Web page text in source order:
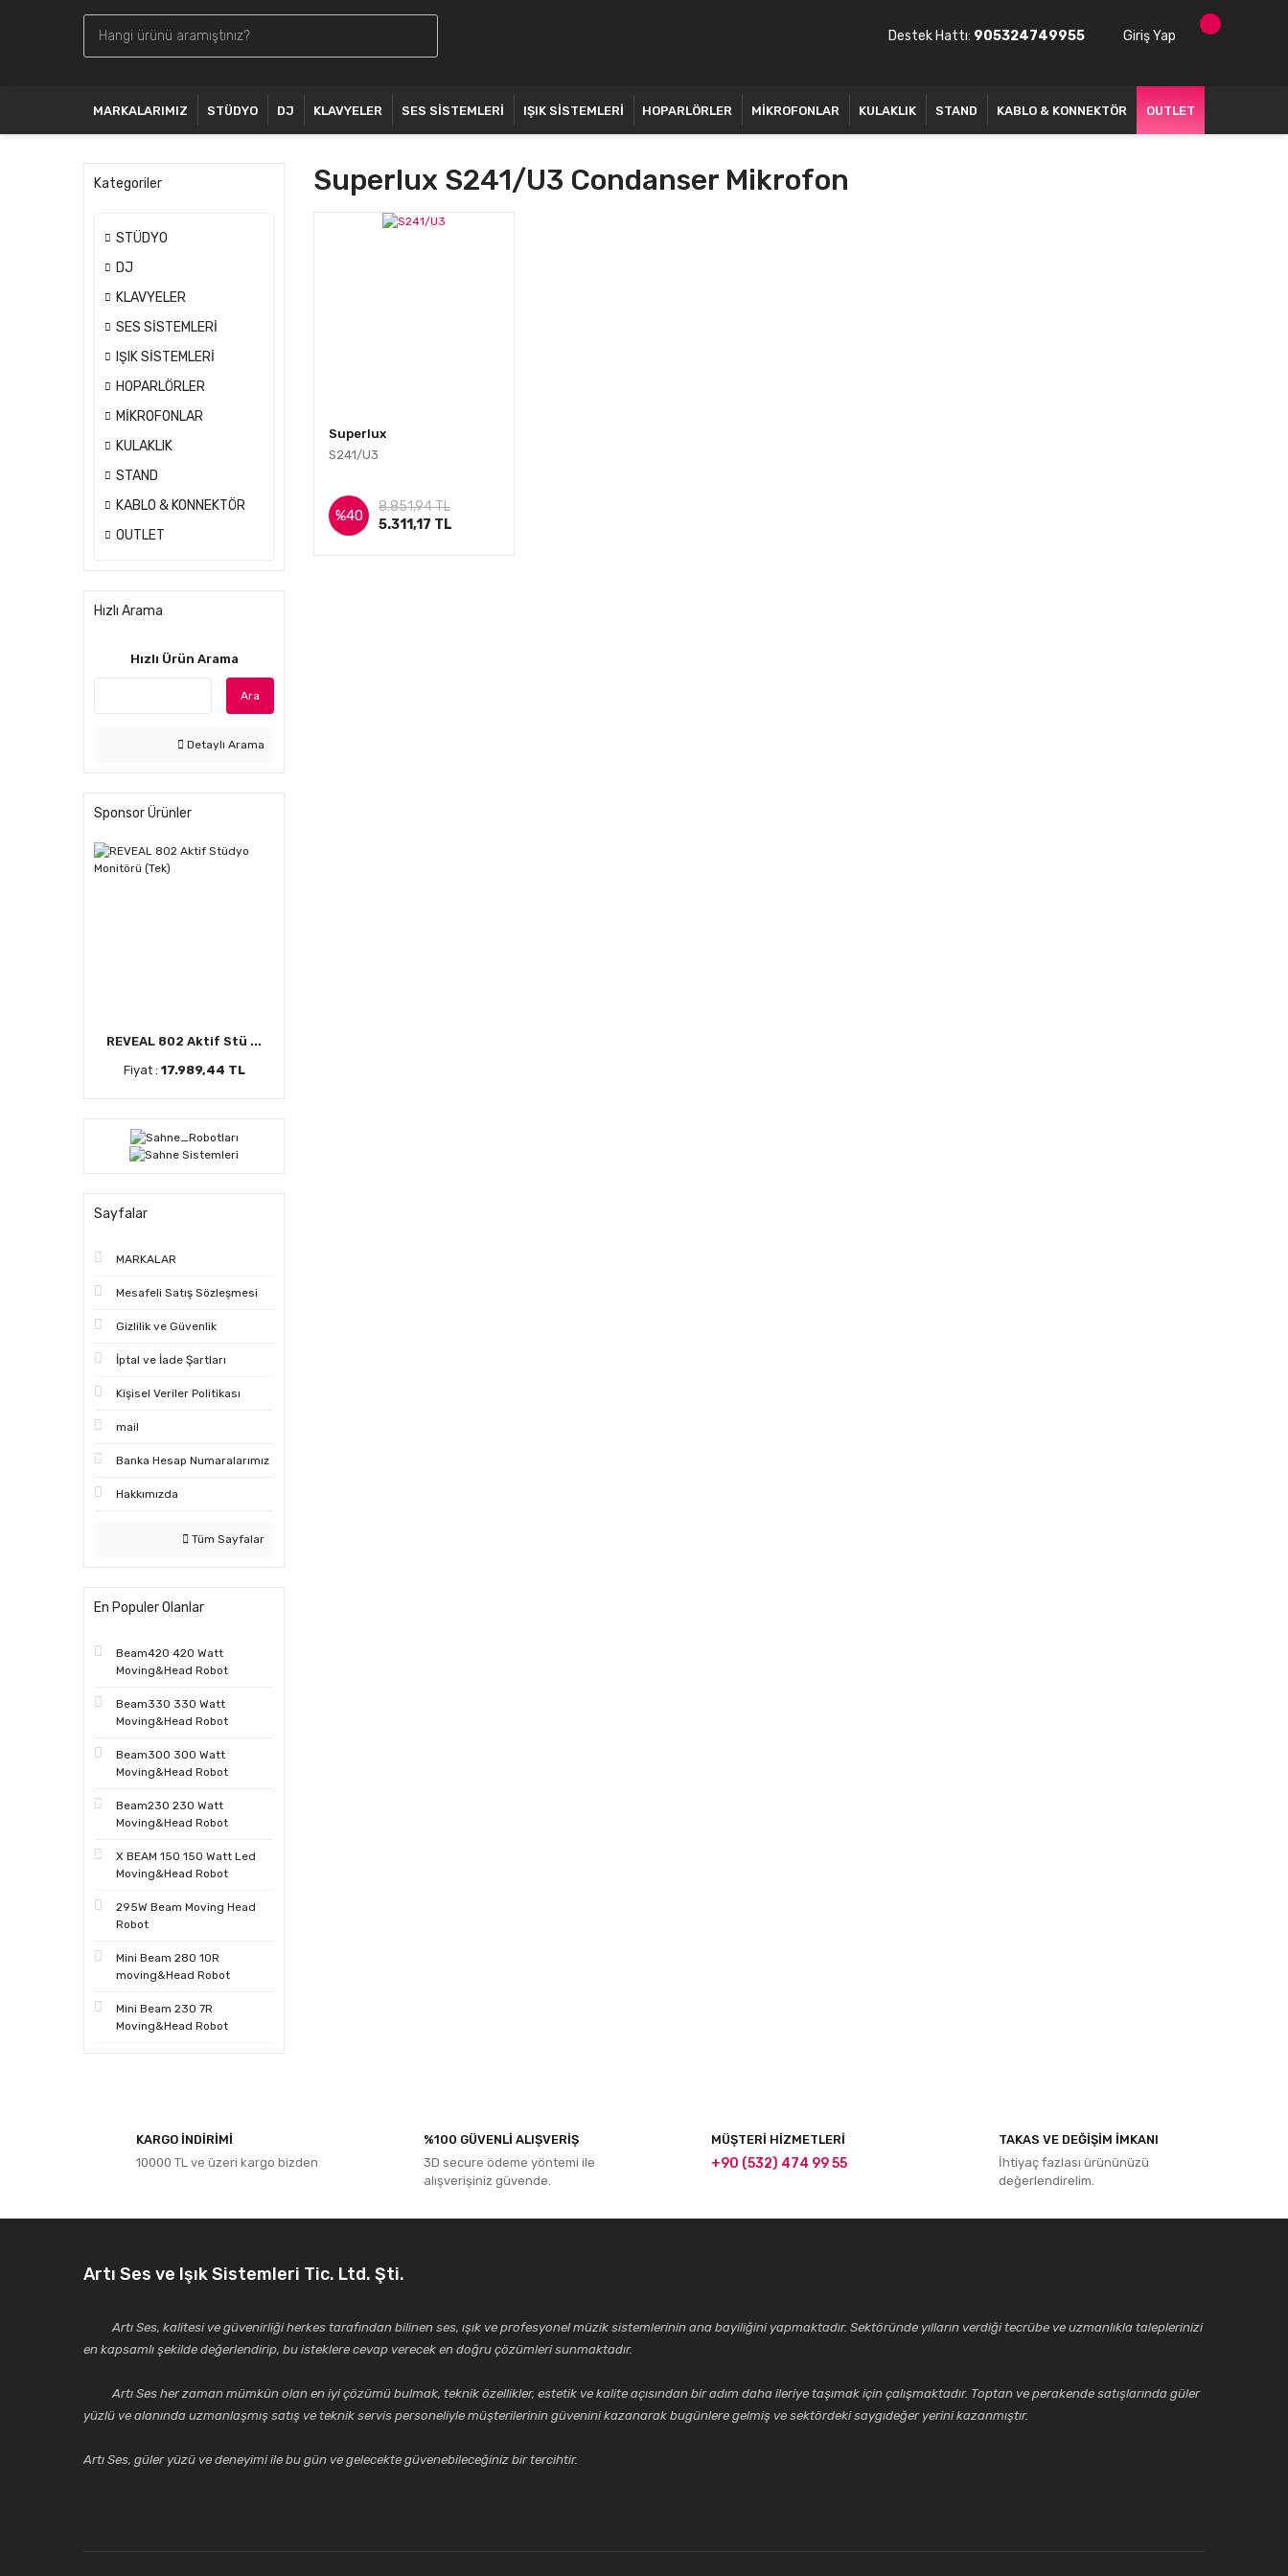
Destek Hattı: 905324749955 Giriş Yap
MARKALARIMIZ STÜDYO DJ KLAVYELER SES SİSTEMLERİ IŞIK SİSTEMLERİ HOPARLÖRLER MİKROFONLAR KULAKLIK STAND KABLO & KONNEKTÖR OUTLET
Kategoriler
STÜDYO
DJ
KLAVYELER
SES SİSTEMLERİ
IŞIK SİSTEMLERİ
HOPARLÖRLER
MİKROFONLAR
KULAKLIK
STAND
KABLO & KONNEKTÖR
OUTLET
Hızlı Arama
Hızlı Ürün Arama
Ara
Detaylı Arama
Sponsor Ürünler
REVEAL 802 Aktif Stü ...
Fiyat : 17.989,44 TL
Sayfalar
MARKALAR
Mesafeli Satış Sözleşmesi
Gizlilik ve Güvenlik
İptal ve İade Şartları
Kişisel Veriler Politikası
mail
Banka Hesap Numaralarımız
Hakkımızda
Tüm Sayfalar
En Populer Olanlar
Beam420 420 Watt
Moving&Head Robot
Beam330 330 Watt
Moving&Head Robot
Beam300 300 Watt
Moving&Head Robot
Beam230 230 Watt
Moving&Head Robot
X BEAM 150 150 Watt Led
Moving&Head Robot
295W Beam Moving Head
Robot
Mini Beam 280 10R
moving&Head Robot
Mini Beam 230 7R
Moving&Head Robot
Superlux S241/u3 Condanser Mikrofon
Superlux
S241/U3
%40
8.851,94 TL
5.311,17 TL
KARGO İNDİRİMİ
10000 TL ve üzeri kargo bizden
%100 GÜVENLİ ALIŞVERİŞ
3D secure ödeme yöntemi ile
alışverişiniz güvende.
MÜŞTERİ HİZMETLERİ
+90 (532) 474 99 55
TAKAS VE DEĞİŞİM İMKANI
İhtiyaç fazlası ürününüzü
değerlendirelim.
Artı Ses ve Işık Sistemleri Tic. Ltd. Şti.
Artı Ses, kalitesi ve güvenirliği herkes tarafından bilinen ses, ışık ve profesyonel müzik sistemlerinin ana bayiliğini yapmaktadır. Sektöründe yılların verdiği tecrübe ve uzmanlıkla taleplerinizi
en kapsamlı şekilde değerlendirip, bu isteklere cevap verecek en doğru çözümleri sunmaktadır.
Artı Ses her zaman mümkün olan en iyi çözümü bulmak, teknik özellikler, estetik ve kalite açısından bir adım daha ileriye taşımak için çalışmaktadır. Toptan ve perakende satışlarında güler
yüzlü ve alanında uzmanlaşmış satış ve teknik servis personeliyle müşterilerinin güvenini kazanarak bugünlere gelmiş ve sektördeki saygıdeğer yerini kazanmıştır.
Artı Ses, güler yüzü ve deneyimi ile bu gün ve gelecekte güvenebileceğiniz bir tercihtir.